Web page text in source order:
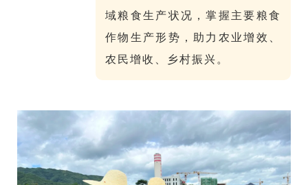
域粮食生产状况，掌握主要粮食
作物生产形势，助力农业增效、
农民增收、乡村振兴。